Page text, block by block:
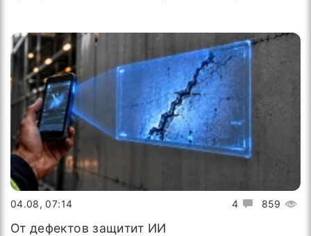
4 859
04.08, 07:14
От дефектов защитит ИИ